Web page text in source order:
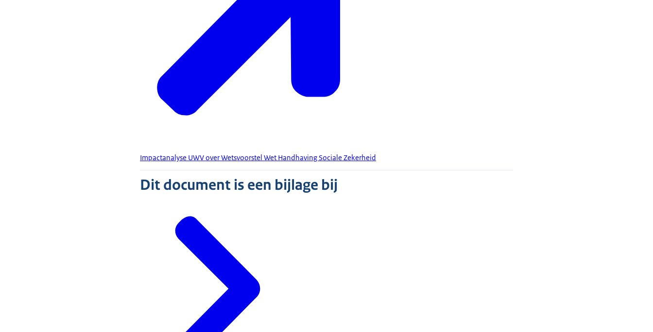
Impactanalyse UWV over Wetsvoorstel Wet Handhaving Sociale Zekerheid
Dit document is een bijlage bij